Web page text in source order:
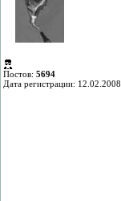
Постов: 5694
Дата регистрации: 12.02.2008